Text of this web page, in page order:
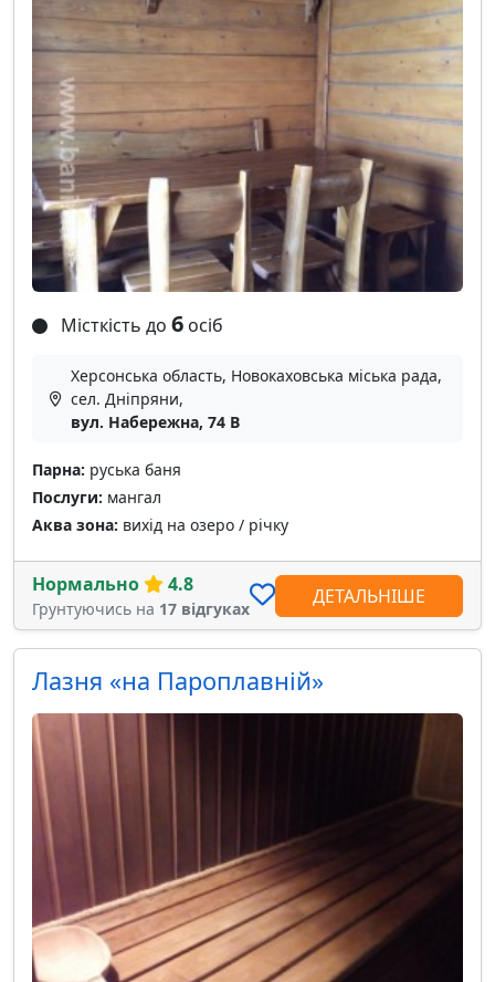
Місткість до 6 осіб
Херсонська область, Новокаховська міська рада,
сел. Дніпряни,
вул. Набережна, 74 В
Парна: руська баня
Послуги: мангал
Аква зона: вихід на озеро / річку
Нормально 4.8
Грунтуючись на 17 відгуках
ДЕТАЛЬНІШЕ
Лазня «на Пароплавній»